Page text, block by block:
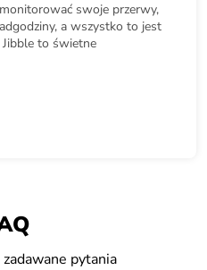
swoje przerwy,
a wszystko to jest
Jibble to świetne
pytania